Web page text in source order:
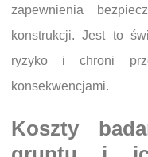
zapewnienia
konstrukcji. Jest to
ryzyko i chroni
konsekwencjami.
Koszty